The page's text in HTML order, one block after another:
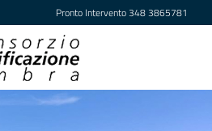
Pronto Intervento348 3865781